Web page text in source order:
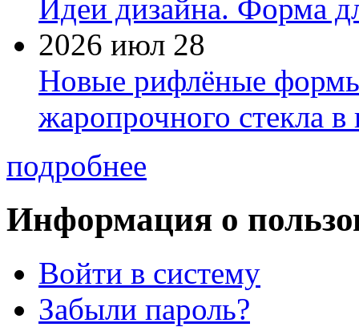
Идеи дизайна. Форма
2026 июл 28
Новые рифлёные формы
жаропрочного стекла
подробнее
Информация о
Войти в систему
Забыли пароль?